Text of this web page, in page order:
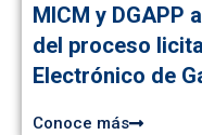
MICM y DGAPP
del proceso
Electrónico de
Conoce más